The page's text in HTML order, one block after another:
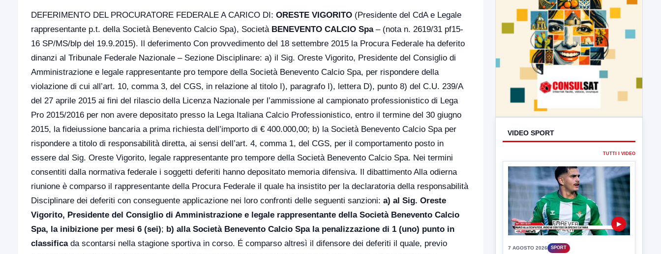
DEFERIMENTO DEL PROCURATORE FEDERALE A CARICO DI: ORESTE VIGORITO (Presidente del CdA e Legale
rappresentante p.t. della Società Benevento Calcio Spa), Società BENEVENTO CALCIO Spa– (nota n. 2619/31 pf15-
16 SP/MS/blp del 19.9.2015). Il deferimento Con provvedimento del 18 settembre 2015 la Procura Federale ha deferito
dinanzi al Tribunale Federale Nazionale – Sezione Disciplinare: a) il Sig. Oreste Vigorito, Presidente del Consiglio di
Amministrazione e legale rappresentante pro tempore della Società Benevento Calcio Spa, per rispondere della
violazione di cui all’art. 10, comma 3, del CGS, in relazione al titolo I), paragrafo I), lettera D), punto 8) del C.U. 239/A
del 27 aprile 2015 ai fini del rilascio della Licenza Nazionale per l’ammissione al campionato professionistico di Lega
Pro 2015/2016 per non avere depositato presso la Lega Italiana Calcio Professionistico, entro il termine del 30 giugno
2015, la fideiussione bancaria a prima richiesta dell’importo di € 400.000,00; b) la Società Benevento Calcio Spa per
rispondere a titolo di responsabilità diretta, ai sensi dell’art. 4, comma 1, del CGS, per il comportamento posto in
essere dal Sig. Oreste Vigorito, legale rappresentante pro tempore della Società Benevento Calcio Spa. Nei termini
consentiti dalla normativa federale i soggetti deferiti hanno depositato memoria difensiva. Il dibattimento Alla odierna
riunione è comparso il rappresentante della Procura Federale il quale ha insistito per la declaratoria della responsabilità
Disciplinare dei deferiti con conseguente applicazione nei loro confronti delle seguenti sanzioni: a) al Sig. Oreste
Vigorito, Presidente del Consiglio di Amministrazione e legale rappresentante della Società Benevento Calcio
Spa, la inibizione per mesi 6 (sei); b) alla Società Benevento Calcio Spa la penalizzazione di 1 (uno) punto in
classificada scontarsi nella stagione sportiva in corso. É comparso altresì il difensore dei deferiti il quale, previo
VIDEO SPORT
TUTTI I VIDEO